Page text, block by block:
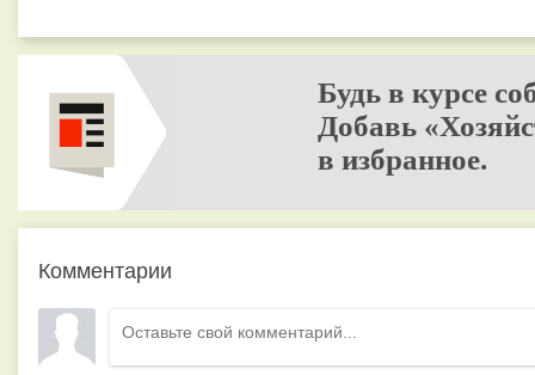
Будь в курсе
Добавь
в избранное.
Комментарии